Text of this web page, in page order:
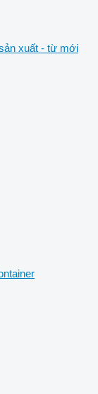
xuất - từ mới